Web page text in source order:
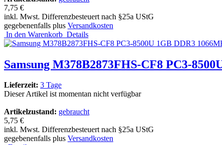
7,75 €
inkl. Mwst. Differenzbesteuert nach §25a UStG
gegebenenfalls plus Versandkosten
In den Warenkorb Details
Samsung M378B2873FHS-CF8 PC3-
Lieferzeit: 3 Tage
Dieser Artikel ist momentan nicht verfügbar
Artikelzustand: gebraucht
5,75 €
inkl. Mwst. Differenzbesteuert nach §25a UStG
gegebenenfalls plus Versandkosten